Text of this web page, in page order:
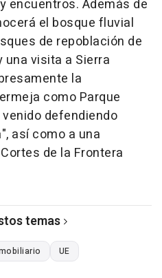
encuentros. Además de
el bosque fluvial
de repoblación de
una visita a Sierra
la
como Parque
defendiendo
así como a una
de la Frontera
temas
UE